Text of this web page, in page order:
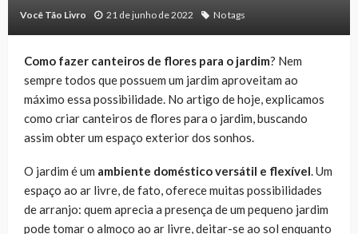
Você Tão Livro 21 de junho de 2022 No tags
Como fazer canteiros de flores para o jardim? Nem
sempre todos que possuem um jardim aproveitam ao
máximo essa possibilidade. No artigo de hoje, explicamos
como criar canteiros de flores para o jardim, buscando
assim obter um espaço exterior dos sonhos.
O jardim é um ambiente doméstico versátil e flexível. Um
espaço ao ar livre, de fato, oferece muitas possibilidades
de arranjo: quem aprecia a presença de um pequeno jardim
pode tomar o almoço ao ar livre, deitar-se ao sol enquanto